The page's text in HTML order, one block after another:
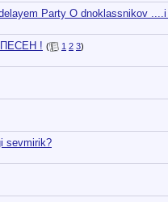
Party O dnoklassnikov
! ( 1 2 3)
sevmirik?